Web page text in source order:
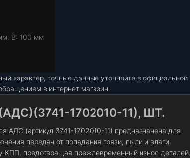
В: 100 мм
характер, точные данные уточняйте в официальной
в интернет магазин.
1702010-11), ШТ.
АДС (артикул 3741-1702010-11) предназначена для
передач от попадания грязи, пыли и влаги.
КПП, предотвращая преждевременный износ деталей.